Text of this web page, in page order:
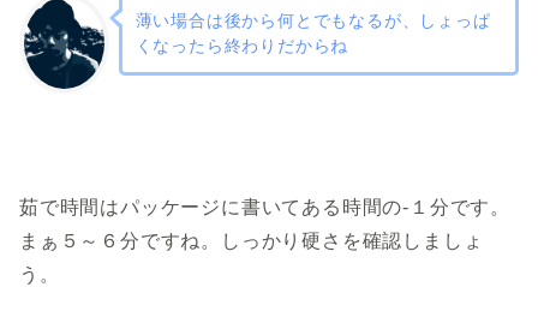
薄い場合は後から何とでもなるが、しょっぱ
くなったら終わりだからね
茹で時間はパッケージに書いてある時間の-１分です。
まぁ５～６分ですね。しっかり硬さを確認しましょ
う。